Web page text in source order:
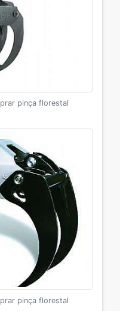
pinça florestal
pinça florestal